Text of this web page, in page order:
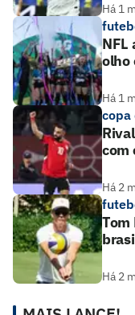
Há 1
NFL
olho
Há 1
copa
com
Há 2
Tom
Há 2